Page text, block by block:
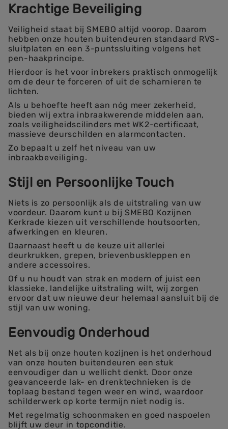
Krachtige Beveiliging
Veiligheid staat bij SMEBO altijd voorop. Daarom
hebben onze houten buitendeuren standaard RVS-
sluitplaten en een 3-puntssluiting volgens het
pen-haakprincipe.
Hierdoor is het voor inbrekers praktisch onmogelijk
om de deur te forceren of uit de scharnieren te
lichten.
Als u behoefte heeft aan nóg meer zekerheid,
bieden wij extra inbraakwerende middelen aan,
zoals veiligheidscilinders met WK2-certificaat,
massieve deurschilden en alarmcontacten.
Zo bepaalt u zelf het niveau van uw
inbraakbeveiliging.
Stijl en Persoonlijke Touch
Niets is zo persoonlijk als de uitstraling van uw
voordeur. Daarom kunt u bij SMEBO Kozijnen
Kerkrade kiezen uit verschillende houtsoorten,
afwerkingen en kleuren.
Daarnaast heeft u de keuze uit allerlei
deurkrukken, grepen, brievenbuskleppen en
andere accessoires.
Of u nu houdt van strak en modern of juist een
klassieke, landelijke uitstraling wilt, wij zorgen
ervoor dat uw nieuwe deur helemaal aansluit bij de
stijl van uw woning.
Eenvoudig Onderhoud
Net als bij onze houten kozijnen is het onderhoud
van onze houten buitendeuren een stuk
eenvoudiger dan u wellicht denkt. Door onze
geavanceerde lak- en drenktechnieken is de
toplaag bestand tegen weer en wind, waardoor
schilderwerk op korte termijn niet nodig is.
Met regelmatig schoonmaken en goed naspoelen
blijft uw deur in topconditie.